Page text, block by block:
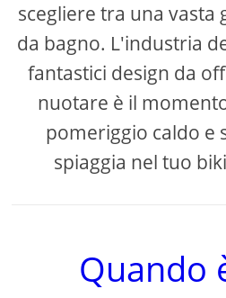
scegliere tra una vasta
da bagno. L'industria
fantastici design da
nuotare è il
pomeriggio caldo e
spiaggia nel tuo
Quando